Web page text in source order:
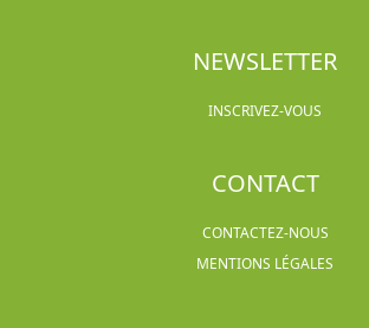
NEWSLETTER
INSCRIVEZ-VOUS
CONTACT
CONTACTEZ-NOUS
MENTIONS LÉGALES